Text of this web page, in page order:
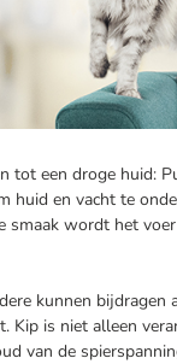
tot een droge huid:
huid en vacht te
smaak wordt het
kunnen bijdragen
Kip is niet alleen
van de